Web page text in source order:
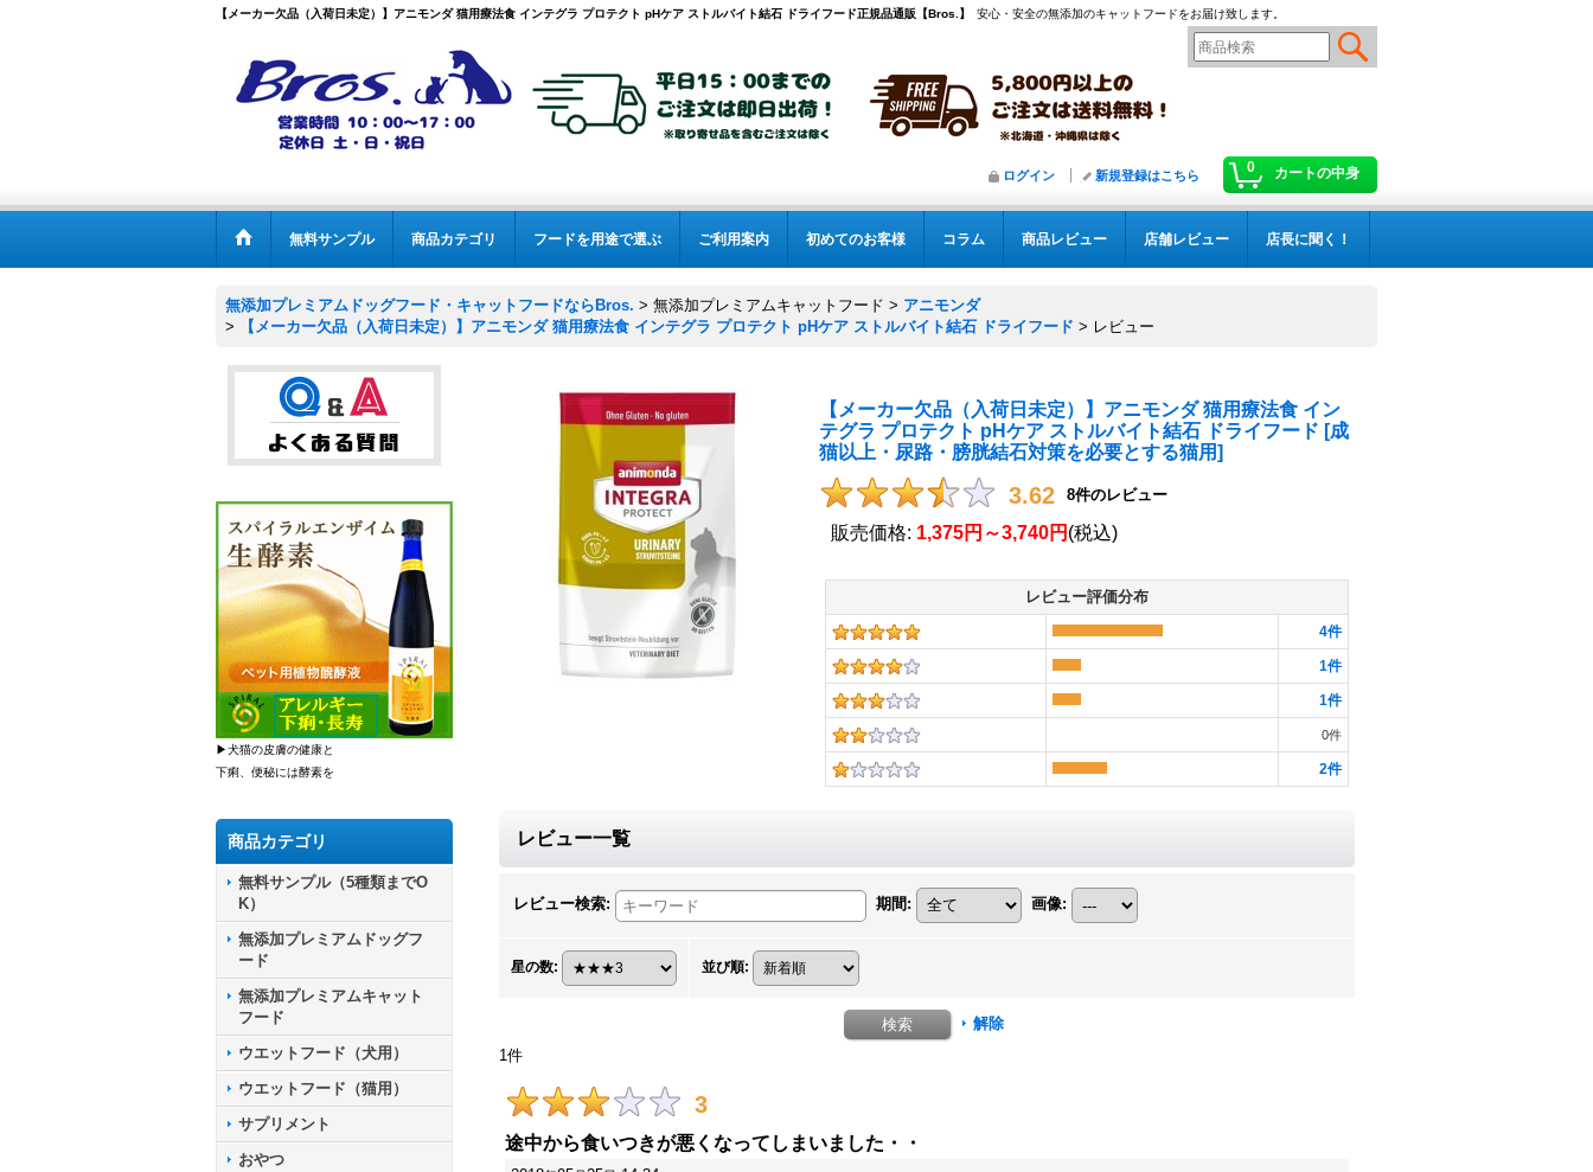
【メーカー欠品（入荷日未定）】アニモンダ 猫用療法食 インテグラ プロテクト pHケア ストルバイト結石 ドライフード正規品通販【Bros.】 安心・安全の無添加のキャットフードをお届け致します。
0 カートの中身
ログイン 新規登録はこちら
無料サンプル 商品カテゴリ フードを用途で選ぶ ご利用案内 初めてのお客様 コラム 商品レビュー 店舗レビュー 店長に聞く！
無添加プレミアムドッグフード・キャットフードならBros. > 無添加プレミアムキャットフード > アニモンダ
>
【メーカー欠品（入荷日未定）】アニモンダ 猫用療法食 インテグラ プロテクト pHケア ストルバイト結石 ドライフード > レビュー
▶犬猫の皮膚の健康と
下痢、便秘には酵素を
商品カテゴリ
無料サンプル（5種類までO
K）
無添加プレミアムドッグフ
ード
無添加プレミアムキャット
フード
ウエットフード（犬用）
ウエットフード（猫用）
サプリメント
おやつ
【メーカー欠品（入荷日未定）】アニモンダ 猫用療法食 イン
テグラ プロテクト pHケア ストルバイト結石 ドライフード [成
猫以上・尿路・膀胱結石対策を必要とする猫用]
3.62 8件のレビュー
販売価格: 1,375円～3,740円 (税込)
レビュー評価分布
4件
1件
1件
0件
2件
レビュー一覧
レビュー検索: 期間 : 画像:
星の数: 並び順:
解除
1件
3
途中から食いつきが悪くなってしまいました・・